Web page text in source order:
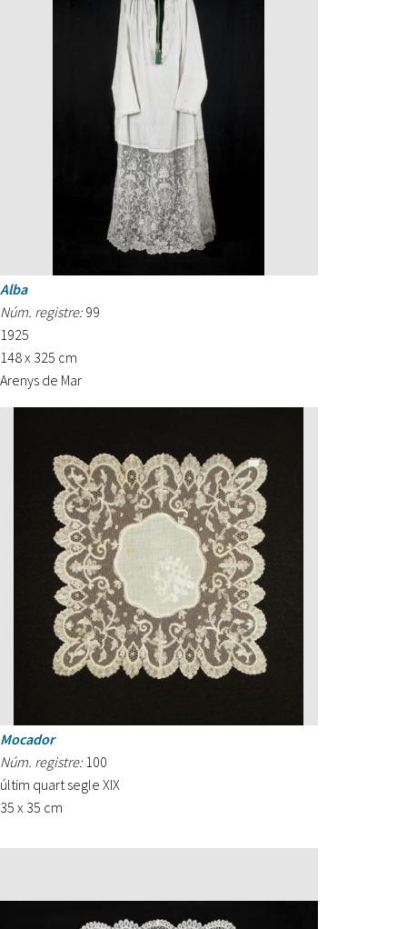
Alba
Núm. registre: 99
1925
148 x 325 cm
Arenys de Mar
Mocador
Núm. registre: 100
últim quart segle XIX
35 x 35 cm